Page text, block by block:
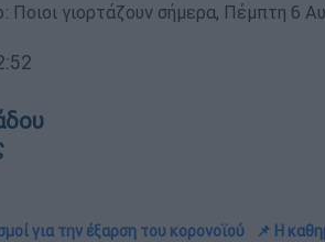
Ποιοι γιορτάζουν σήμερα, Πέμπτη 6
για την έξαρση του κορονοϊού 📌 Η